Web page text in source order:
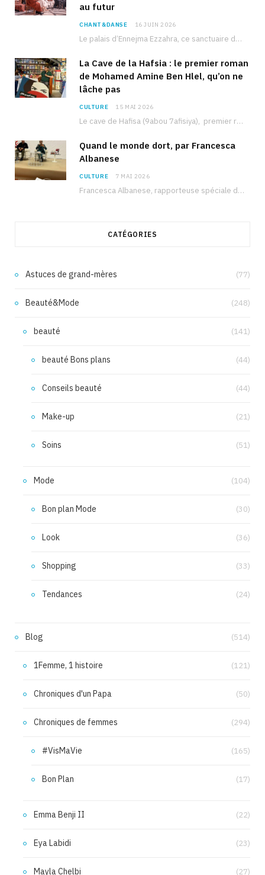
au futur
CHANT&DANSE 16 JUIN 2026
Le palais d’Ennejma Ezzahra, ce sanctuaire de la musique tunisienne et méditerranéenne construit par le…
La Cave de la Hafsia : le premier roman
de Mohamed Amine Ben Hlel, qu’on ne
lâche pas
CULTURE 15 MAI 2026
Le cave de Hafisa (9abou 7afisiya), premier roman du journaliste tunisien Mohamed Amine Ben Hlel,…
Quand le monde dort, par Francesca
Albanese
CULTURE 7 MAI 2026
Francesca Albanese, rapporteuse spéciale de l’ONU sur les territoires palestiniens occupés, était à Tunis pour…
CATÉGORIES
Astuces de grand-mères (77)
Beauté&Mode (248)
beauté (141)
beauté Bons plans (44)
Conseils beauté (44)
Make-up (21)
Soins (51)
Mode (104)
Bon plan Mode (30)
Look (36)
Shopping (33)
Tendances (24)
Blog (514)
1Femme, 1 histoire (121)
Chroniques d'un Papa (50)
Chroniques de femmes (294)
#VisMaVie (165)
Bon Plan (17)
Emma Benji II (22)
Eya Labidi (23)
Mayla Chelbi (27)